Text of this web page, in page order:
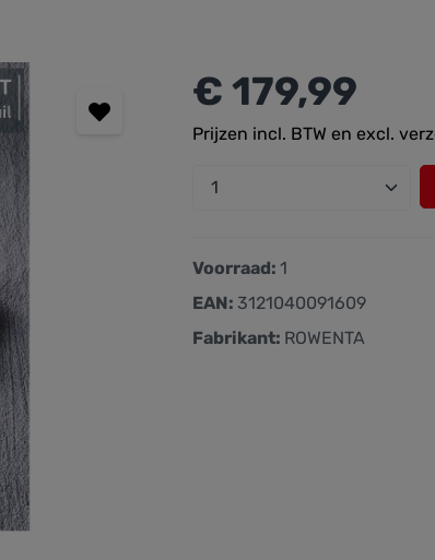
€ 179,99
Prijzen incl. BTW en excl.
Voorraad:1
EAN: 3121040091609
Fabrikant: ROWENTA